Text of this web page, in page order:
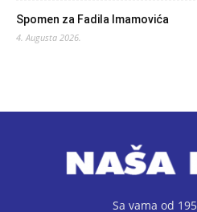
Spomen za Fadila Imamovića
4. Augusta 2026.
Sa vama od